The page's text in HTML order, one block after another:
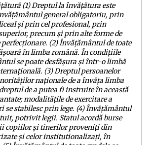
(1)Dreptul la învățătura este
general obligatoriu, prin
și prin cel profesional, prin
precum și prin alte forme de
(2)Învățământul de toate
în limba română. În condițiile
se poate desfășura și într-o limbă
(3)Dreptul persoanelor
naționale de a învăța limba
de a putea fi instruite în această
modalitățile de exercitare a
se stabilesc prin lege. (4)Învățământul
potrivit legii. Statul acordă burse
copiilor și tinerilor proveniți din
și celor institutionalizați, în